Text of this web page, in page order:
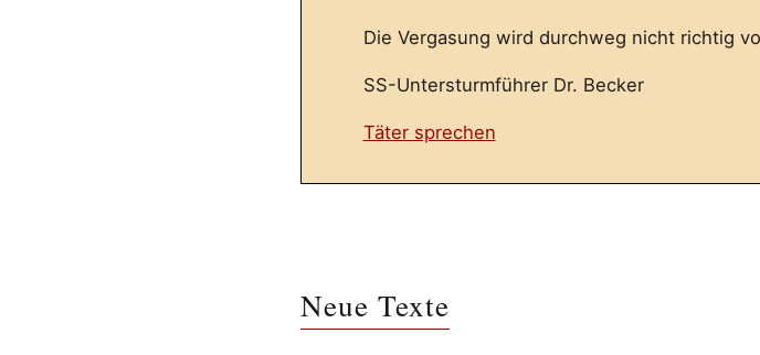
Die Vergasung wird durchweg nicht richtig
SS-Untersturmführer Dr. Becker
Täter sprechen
Neue Texte